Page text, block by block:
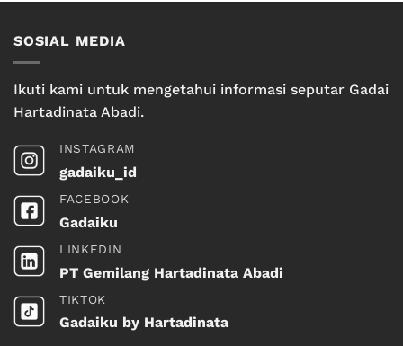
SOSIAL MEDIA
Ikuti kami untuk mengetahui informasi seputar Gadai
Hartadinata Abadi.
INSTAGRAM
gadaiku_id
FACEBOOK
Gadaiku
LINKEDIN
PT Gemilang Hartadinata Abadi
TIKTOK
Gadaiku by Hartadinata